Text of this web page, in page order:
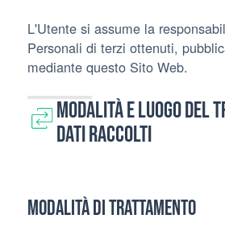
L'Utente si assume la
Personali di terzi ottenuti,
mediante questo Sito Web.
Modalità e luogo del
Dati raccolti
Modalità di trattamento